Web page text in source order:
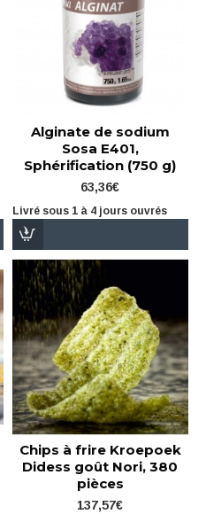
Alginate de sodium
Sosa E401,
Sphérification (750 g)
63,36€
Livré sous 1 à 4 jours ouvrés
Chips à frire Kroepoek
Didess goût Nori, 380
pièces
137,57€